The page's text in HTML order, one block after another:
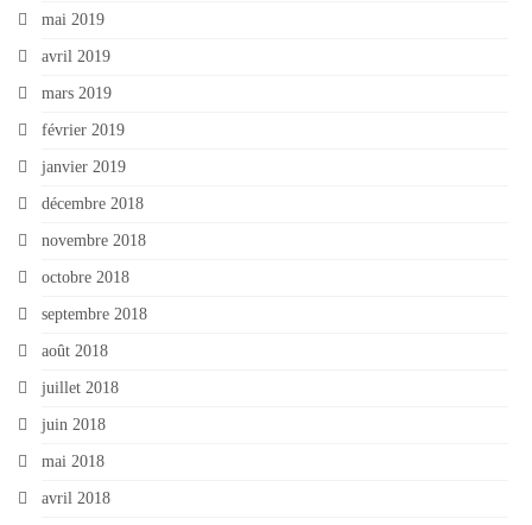
mai 2019
avril 2019
mars 2019
février 2019
janvier 2019
décembre 2018
novembre 2018
octobre 2018
septembre 2018
août 2018
juillet 2018
juin 2018
mai 2018
avril 2018